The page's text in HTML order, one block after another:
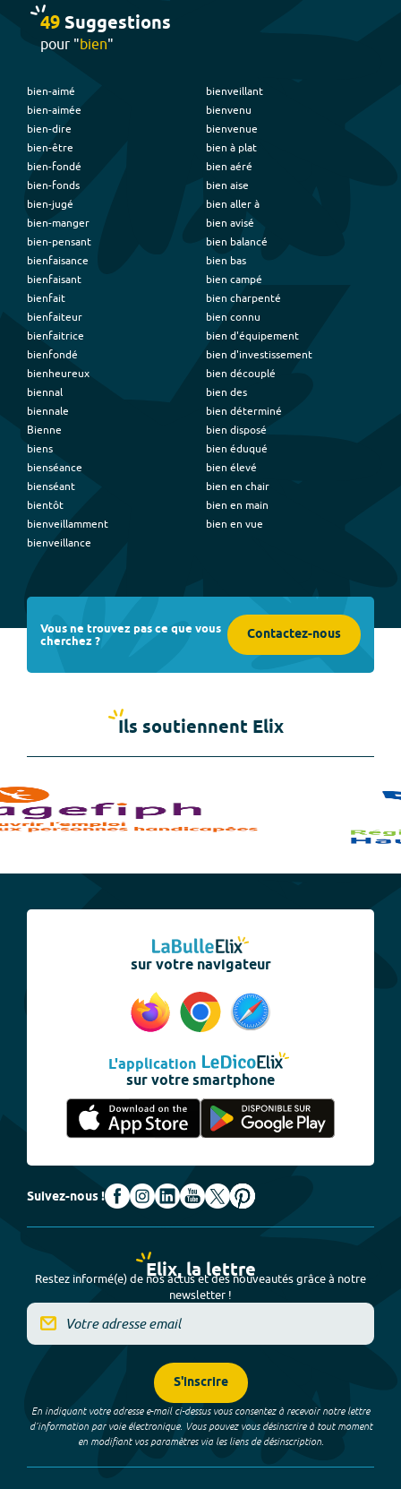
49Suggestions
pour "bien"
bien-aimé
bien-aimée
bien-dire
bien-être
bien-fondé
bien-fonds
bien-jugé
bien-manger
bien-pensant
bienfaisance
bienfaisant
bienfait
bienfaiteur
bienfaitrice
bienfondé
bienheureux
biennal
biennale
Bienne
biens
bienséance
bienséant
bientôt
bienveillamment
bienveillance
bienveillant
bienvenu
bienvenue
bien à plat
bien aéré
bien aise
bien aller à
bien avisé
bien balancé
bien bas
bien campé
bien charpenté
bien connu
bien d'équipement
bien d'investissement
bien découplé
bien des
bien déterminé
bien disposé
bien éduqué
bien élevé
bien en chair
bien en main
bien en vue
Vous ne trouvez pas ce que vous
cherchez ? Contactez-nous
Ils soutiennent Elix
sur votre navigateur
L'application
sur votre smartphone
Suivez-nous !
Elix, la lettre
Restez informé(e) de nos actus et des nouveautés grâce à notre
newsletter !
S'inscrire
En indiquant votre adresse e-mail ci-dessus vous consentez à recevoir notre lettre
d’information par voie électronique. Vous pouvez vous désinscrire à tout moment
en modifiant vos paramètres via les liens de désinscription.